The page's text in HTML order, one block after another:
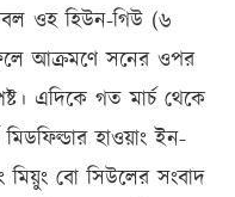
ওহ হিউন-গিউ (৬
আক্রমণে সনের ওপর
এদিকে গত মার্চ থেকে
হাওয়াং ইন-
মিয়ুং বো সিউলের সংবাদ